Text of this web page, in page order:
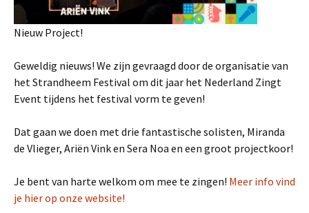
Nieuw Project!
Geweldig nieuws! We zijn gevraagd door de organisatie van
het Strandheem Festival om dit jaar het Nederland Zingt
Event tijdens het festival vorm te geven!
Dat gaan we doen met drie fantastische solisten, Miranda
de Vlieger, Ariën Vink en Sera Noa en een groot projectkoor!
Je bent van harte welkom om mee te zingen! Meer info vind
je hier op onze website!